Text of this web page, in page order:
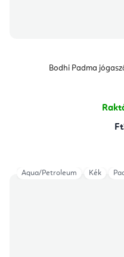
Bodhi Padma
Aqua/Petroleum Kék